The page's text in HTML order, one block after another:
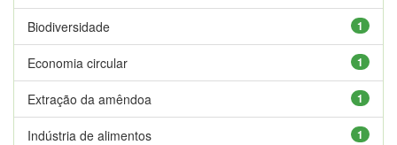
1
Biodiversidade
1
Economia circular
1
Extração da amêndoa
1
Indústria de alimentos